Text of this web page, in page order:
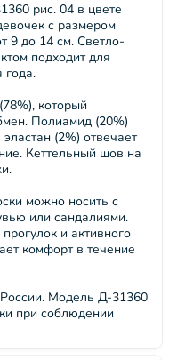
рис. 04 в цвете
с размером
9 до 14 см. Светло-
подходит для
года.
который
Полиамид (20%)
(2%) отвечает
Кеттельный шов на
можно носить с
или сандалиями.
и активного
комфорт в течение
Модель Д-31360
при соблюдении